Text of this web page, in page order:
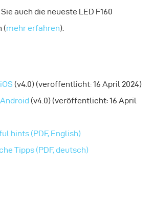
auch die neueste LED F160
(mehr erfahren).
(v4.0) (veröffentlicht: 16 April 2024)
(v4.0) (veröffentlicht: 16 April
hints (PDF, English)
Tipps (PDF, deutsch)